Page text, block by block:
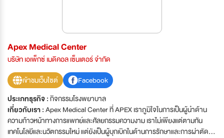
Apex Medical Center
บริษัท เอเพ็กซ์ เมดิคอล เซ็นเตอร์ จำกัด
เข้าชมเว็บไซต์
Facebook
ประเภทธุรกิจ :กิจกรรมโรงพยาบาล
เกี่ยวกับเรา :Apex Medical Center ที่ APEX เราภูมิใจในการเป็นผู้นำด้าน
ความก้าวหน้าทางการแพทย์และศัลยกรรมความงาม เราไม่เพียงแต่ตามทัน
เทคโนโลยีและนวัตกรรมใหม่ แต่ยังเป็นผู้บุกเบิกในด้านการรักษาและการผ่าตัด